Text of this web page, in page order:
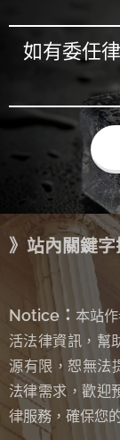
如有委任
》站內關鍵
Notice： 本站
活法律資訊，幫
源有限，恕無法
法律需求，歡迎
律服務，確保您